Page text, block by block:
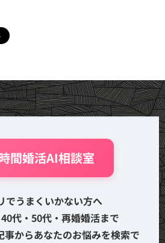
間婚活AI相談室
でうまくいかない方へ
代・50代・再婚婚活まで
事からあなたのお悩みを検索で